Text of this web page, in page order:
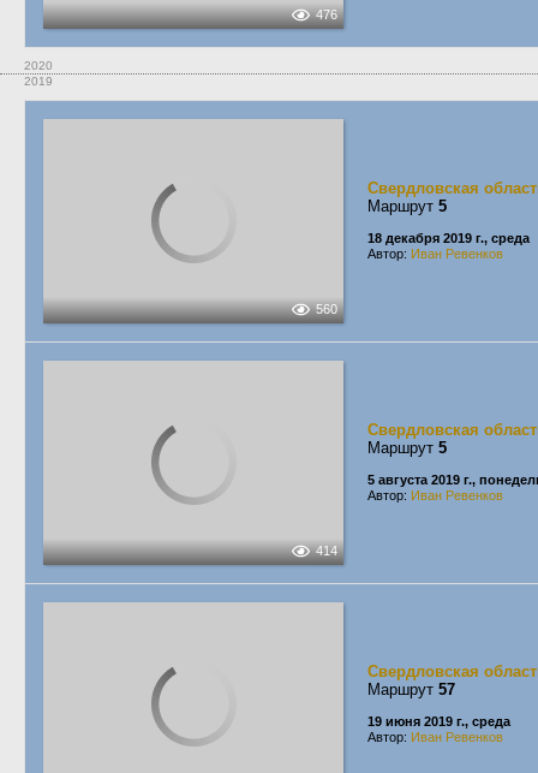
476
2020
2019
560
Свердловская
Маршрут 5
18 декабря 2019 г., среда
Автор: Иван Ревенков
414
Свердловская
Маршрут 5
5 августа 2019 г.,
Автор: Иван Ревенков
Свердловская
Маршрут 57
19 июня 2019 г., среда
Автор: Иван Ревенков